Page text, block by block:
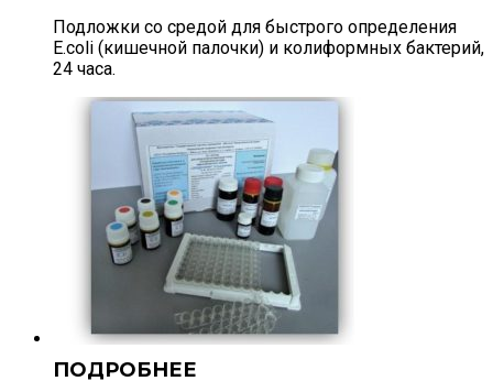
Подложки со средой для быстрого определения
E.coli (кишечной палочки) и колиформных бактерий,
24 часа.